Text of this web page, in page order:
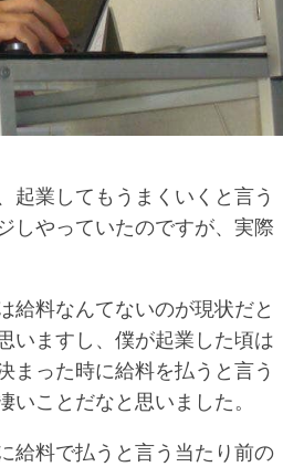
起業してもうまくいくと言う
しやっていたのですが、実際
給料なんてないのが現状だと
いますし、僕が起業した頃は
まった時に給料を払うと言う
ことだなと思いました。
給料で払うと言う当たり前の